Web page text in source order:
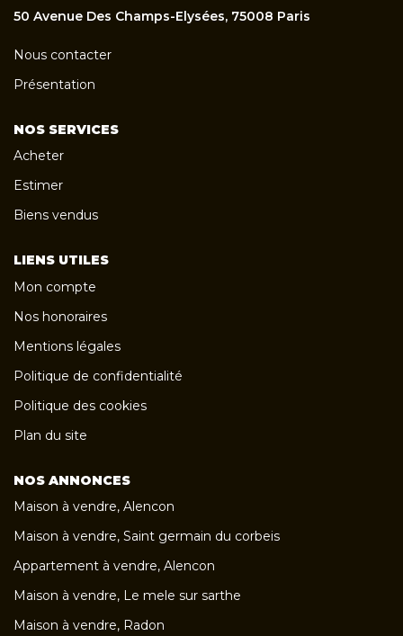
50 Avenue Des Champs-Elysées, 75008 Paris
Nous contacter
Présentation
NOS SERVICES
Acheter
Estimer
Biens vendus
LIENS UTILES
Mon compte
Nos honoraires
Mentions légales
Politique de confidentialité
Politique des cookies
Plan du site
NOS ANNONCES
Maison à vendre, Alencon
Maison à vendre, Saint germain du corbeis
Appartement à vendre, Alencon
Maison à vendre, Le mele sur sarthe
Maison à vendre, Radon